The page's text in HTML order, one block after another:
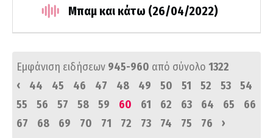
Μπαμ και κάτω (26/04/2022)
Εμφάνιση ειδήσεων 945-960 από σύνολο 1322
‹
44 45 46 47 48 49 50 51 52 53
54
55
56 57 58 59 60 61 62 63 64 65
66
67
68 69 70 71 72 73 74 75 76 ›